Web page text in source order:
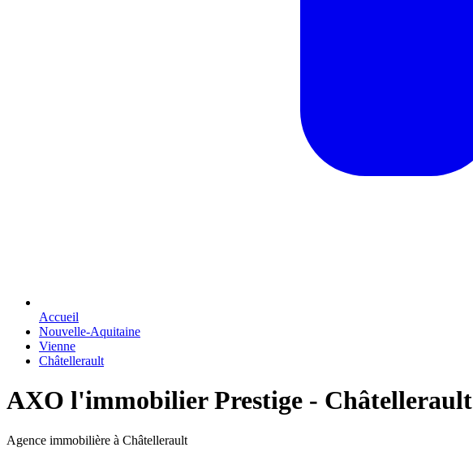
Accueil
Nouvelle-Aquitaine
Vienne
Châtellerault
AXO l'immobilier Prestige - Châtellerault
Agence immobilière à Châtellerault